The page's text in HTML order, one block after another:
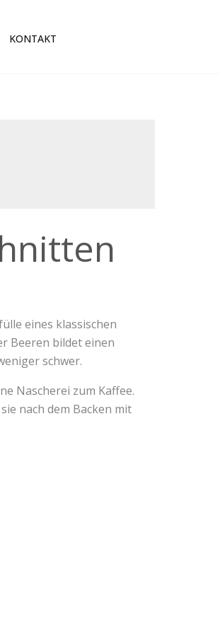
KONTAKT
eines klassischen
Beeren bildet einen
schwer.
Nascherei zum Kaffee.
nach dem Backen mit